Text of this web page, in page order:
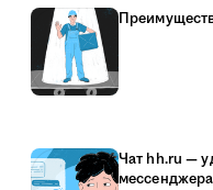
Чат hh.ru —